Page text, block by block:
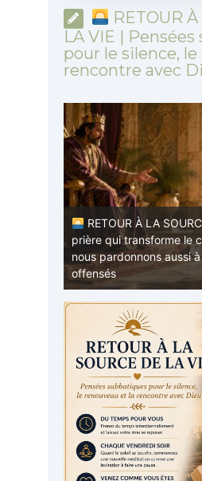
RETOUR
LA VIE |
pour le silence,
rencontre avec
RETOUR À LA
prière qui transforme
nous pardonnons aussi
offensés